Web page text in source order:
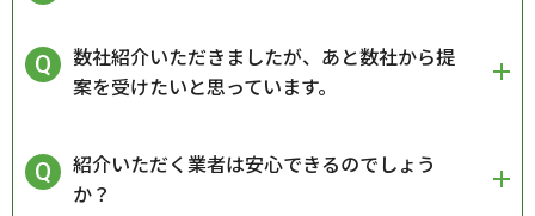
数社紹介いただきましたが、あと数社から提
案を受けたいと思っています。
紹介いただく業者は安心できるのでしょう
か？